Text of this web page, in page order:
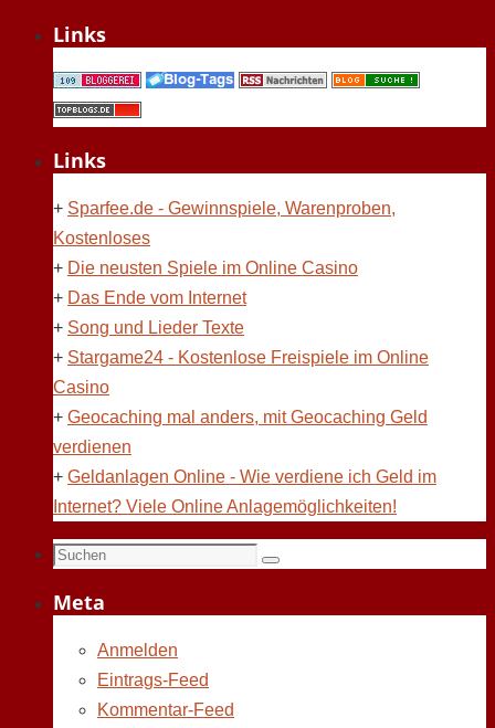
Links
Links
+ Sparfee.de - Gewinnspiele, Warenproben,
Kostenloses
+ Die neusten Spiele im Online Casino
+ Das Ende vom Internet
+ Song und Lieder Texte
+ Stargame24 - Kostenlose Freispiele im Online
Casino
+ Geocaching mal anders, mit Geocaching Geld
verdienen
+ Geldanlagen Online - Wie verdiene ich Geld im
Internet? Viele Online Anlagemöglichkeiten!
Suchen
Suchen
Meta
Anmelden
Eintrags-Feed
Kommentar-Feed